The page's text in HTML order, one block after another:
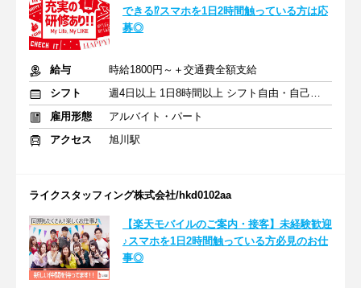
できる⁉スマホを1日2時間触っている方は応
募◎
給与
時給1800円～＋交通費全額支給
シフト
週4日以上 1日8時間以上 シフト自由・自己申告
雇用形態
アルバイト・パート
アクセス
旭川駅
ライクスタッフィング株式会社/hkd0102aa
【楽天モバイルのご案内・接客】未経験歓迎
♪スマホを1日2時間触っている方必見のお仕
事◎